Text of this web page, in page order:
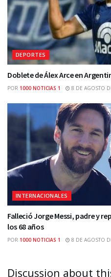
DEPORTES
Doblete de Álex Arce en
POR 1000 NOTICIAS 1 8 DE AGOSTO
INTERNACIONALES
Falleció Jorge Messi, padre y
los 68 años
POR 1000 NOTICIAS 1 8 DE AGOSTO
Discussion about